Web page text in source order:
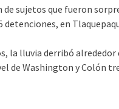
sujetos que fueron
detenciones, en
la lluvia derribó
de Washington y Colón